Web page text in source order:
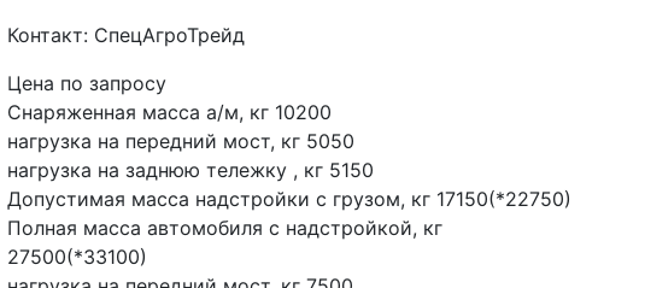
Контакт: СпецАгроТрейд
Цена по запросу
Снаряженная масса а/м, кг 10200
нагрузка на передний мост, кг 5050
нагрузка на заднюю тележку , кг 5150
Допустимая масса надстройки с грузом, кг 17150(*22750)
Полная масса автомобиля с надстройкой, кг
27500(*33100)